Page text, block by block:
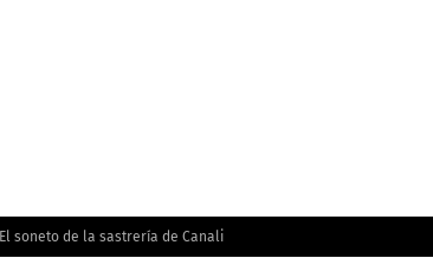
El soneto de la sastrería de Canali